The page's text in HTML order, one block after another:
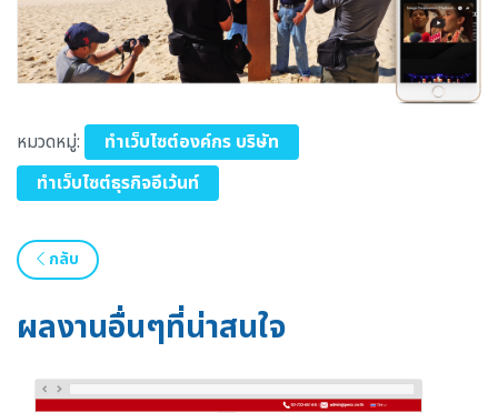
หมวดหมู่:
ทำเว็บไซต์องค์กร บริษัท
ทำเว็บไซต์ธุรกิจอีเว้นท์
กลับ
ผลงานอื่นๆที่น่าสนใจ